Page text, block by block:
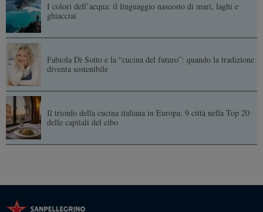
I colori dell’acqua: il linguaggio nascosto di mari, laghi e
ghiacciai
Fabiola Di Sotto e la “cucina del futuro”: quando la tradizione
diventa sostenibile
Il trionfo della cucina italiana in Europa: 9 città nella Top 20
delle capitali del cibo